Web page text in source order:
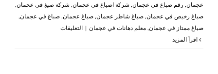
عجمان, رقم صباغ في عجمان, شركة اصباغ في عجمان, شركة صبغ في عجمان,
صباغ رخيص في عجمان, صباغ شاطر عجمان, صباغ عجمان, صباغ في عجمان,
صباغ ممتاز في عجمان, معلم دهانات في عجمان | التعليقاتعلى
في